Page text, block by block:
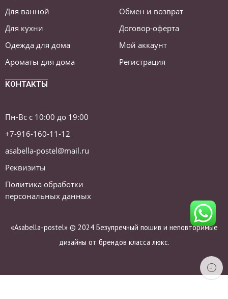
Для ванной
Для кухни
Одежда для дома
Ароматы для дома
Обмен и возврат
Договор-оферта
Мой аккаунт
Регистрация
КОНТАКТЫ
Пн-Вс с 10:00 до 19:00
+7-916-160-11-12
asabella-postel@mail.ru
Реквизиты
Политика обработки
персональных данных
«Asabella-postel» © 2024 Безупречный пошив и неповторимые
дизайны от брендов класса люкс.